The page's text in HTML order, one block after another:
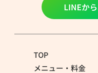
LINEか
TOP
メニュー・料金